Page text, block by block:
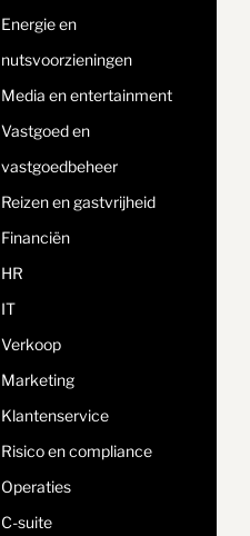
Energie en
nutsvoorzieningen
Media en entertainment
Vastgoed en
vastgoedbeheer
Reizen en gastvrijheid
Financiën
HR
IT
Verkoop
Marketing
Klantenservice
Risico en compliance
Operaties
C-suite